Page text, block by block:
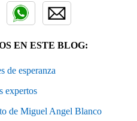
EN ESTE BLOG:
de esperanza
expertos
de Miguel Angel Blanco